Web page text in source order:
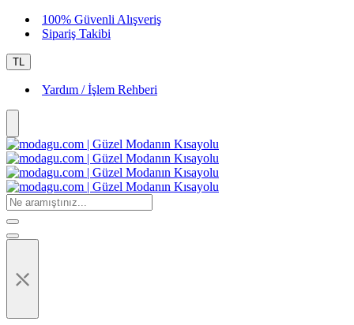
100% Güvenli Alışveriş
Sipariş Takibi
TL
Yardım / İşlem Rehberi
⤬